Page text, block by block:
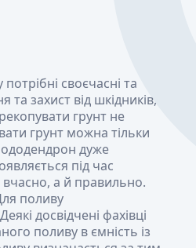
своєчасні та
захист від шкідників,
грунт не
грунт можна тільки
дуже
під час
вчасно, а й правильно.
поливу
досвідчені фахівці
поливу в ємність із